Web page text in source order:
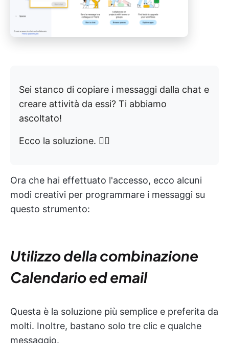
Sei stanco di copiare i messaggi dalla chat e
creare attività da essi? Ti abbiamo
ascoltato!
Ecco la soluzione. 👇🏼
Ora che hai effettuato l'accesso, ecco alcuni
modi creativi per programmare i messaggi su
questo strumento:
Utilizzo della combinazione
Calendario ed email
Questa è la soluzione più semplice e preferita da
molti. Inoltre, bastano solo tre clic e qualche
messaggio.